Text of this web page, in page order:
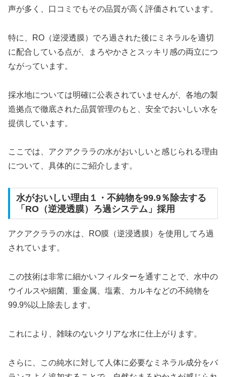
声が多く、口コミでもその品質が高く評価されています。
特に、RO（逆浸透膜）でろ過された後にミネラルを適切
に配合している点が、まろやかさとスッキリ感の両立につ
ながっています。
採水地については明確に公表されていませんが、各地の製
造拠点で徹底された品質管理のもと、安全でおいしい水を
提供しています。
ここでは、アクアクララの水がおいしいと感じられる理由
について、具体的にご紹介します。
水がおいしい理由１・不純物を99.9％除去する
「RO（逆浸透膜）ろ過システム」採用
アクアクララの水は、RO膜（逆浸透膜）を使用してろ過
されています。
この技術は非常に細かいフィルターを通すことで、水中の
ウイルスや細菌、重金属、塩素、カルキなどの不純物を
99.9%以上除去します。
これにより、雑味のないクリアな水に仕上がります。
さらに、この純水に対して人体に必要なミネラル成分をバ